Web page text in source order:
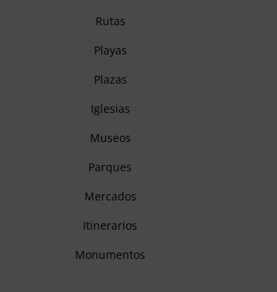
Rutas
Playas
Plazas
Iglesias
Museos
Parques
Mercados
Itinerarios
Monumentos